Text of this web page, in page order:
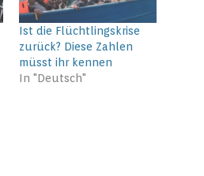
Ist die Flüchtlingskrise
zurück? Diese Zahlen
müsst ihr kennen
In "Deutsch"